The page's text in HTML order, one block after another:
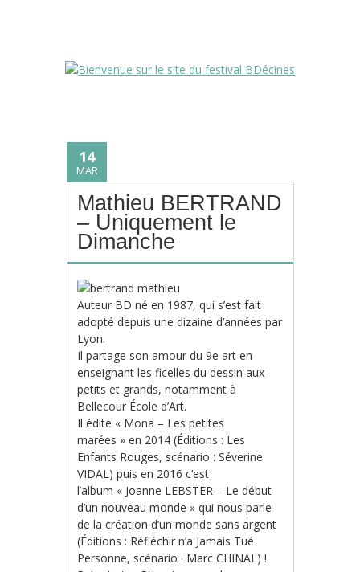
14
MAR
Mathieu BERTRAND
– Uniquement le
Dimanche
Auteur BD né en 1987, qui s’est fait
adopté depuis une dizaine d’années par
Lyon.
Il partage son amour du 9e art en
enseignant les ficelles du dessin aux
petits et grands, notamment à
Bellecour École d’Art.
Il édite « Mona – Les petites
marées » en 2014 (Éditions : Les
Enfants Rouges, scénario : Séverine
VIDAL) puis en 2016 c’est
l’album « Joanne LEBSTER – Le début
d’un nouveau monde » qui nous parle
de la création d’un monde sans argent
(Éditions : Réfléchir n’a Jamais Tué
Personne, scénario : Marc CHINAL) !